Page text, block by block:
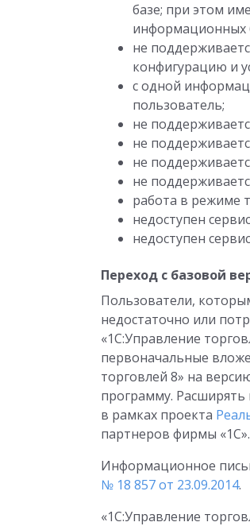
базе; при этом
информационных
не
конфигурацию и
с одной
пользователь;
не
не
не
не
работа в режиме
недоступен
недоступен
Переход с базовой
Пользователи,
недостаточно или
«1С:Управление
первоначальные
торговлей 8» на
программу. Расширять
в рамках проекта
партнеров фирмы «1С».
Информационное
№ 18 857 от 23.09.2014.
«1С:Управление